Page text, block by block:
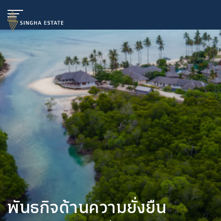
พันธกิจด้านความยั่งยืน